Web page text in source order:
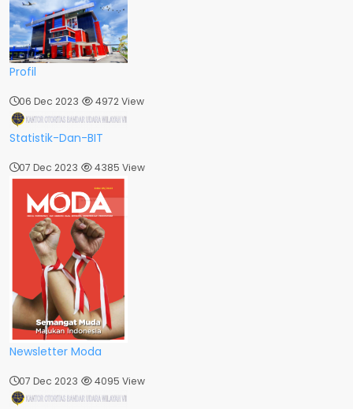
Profil
06 Dec 2023 4972 View
Statistik-Dan-BIT
07 Dec 2023 4385 View
Newsletter Moda
07 Dec 2023 4095 View